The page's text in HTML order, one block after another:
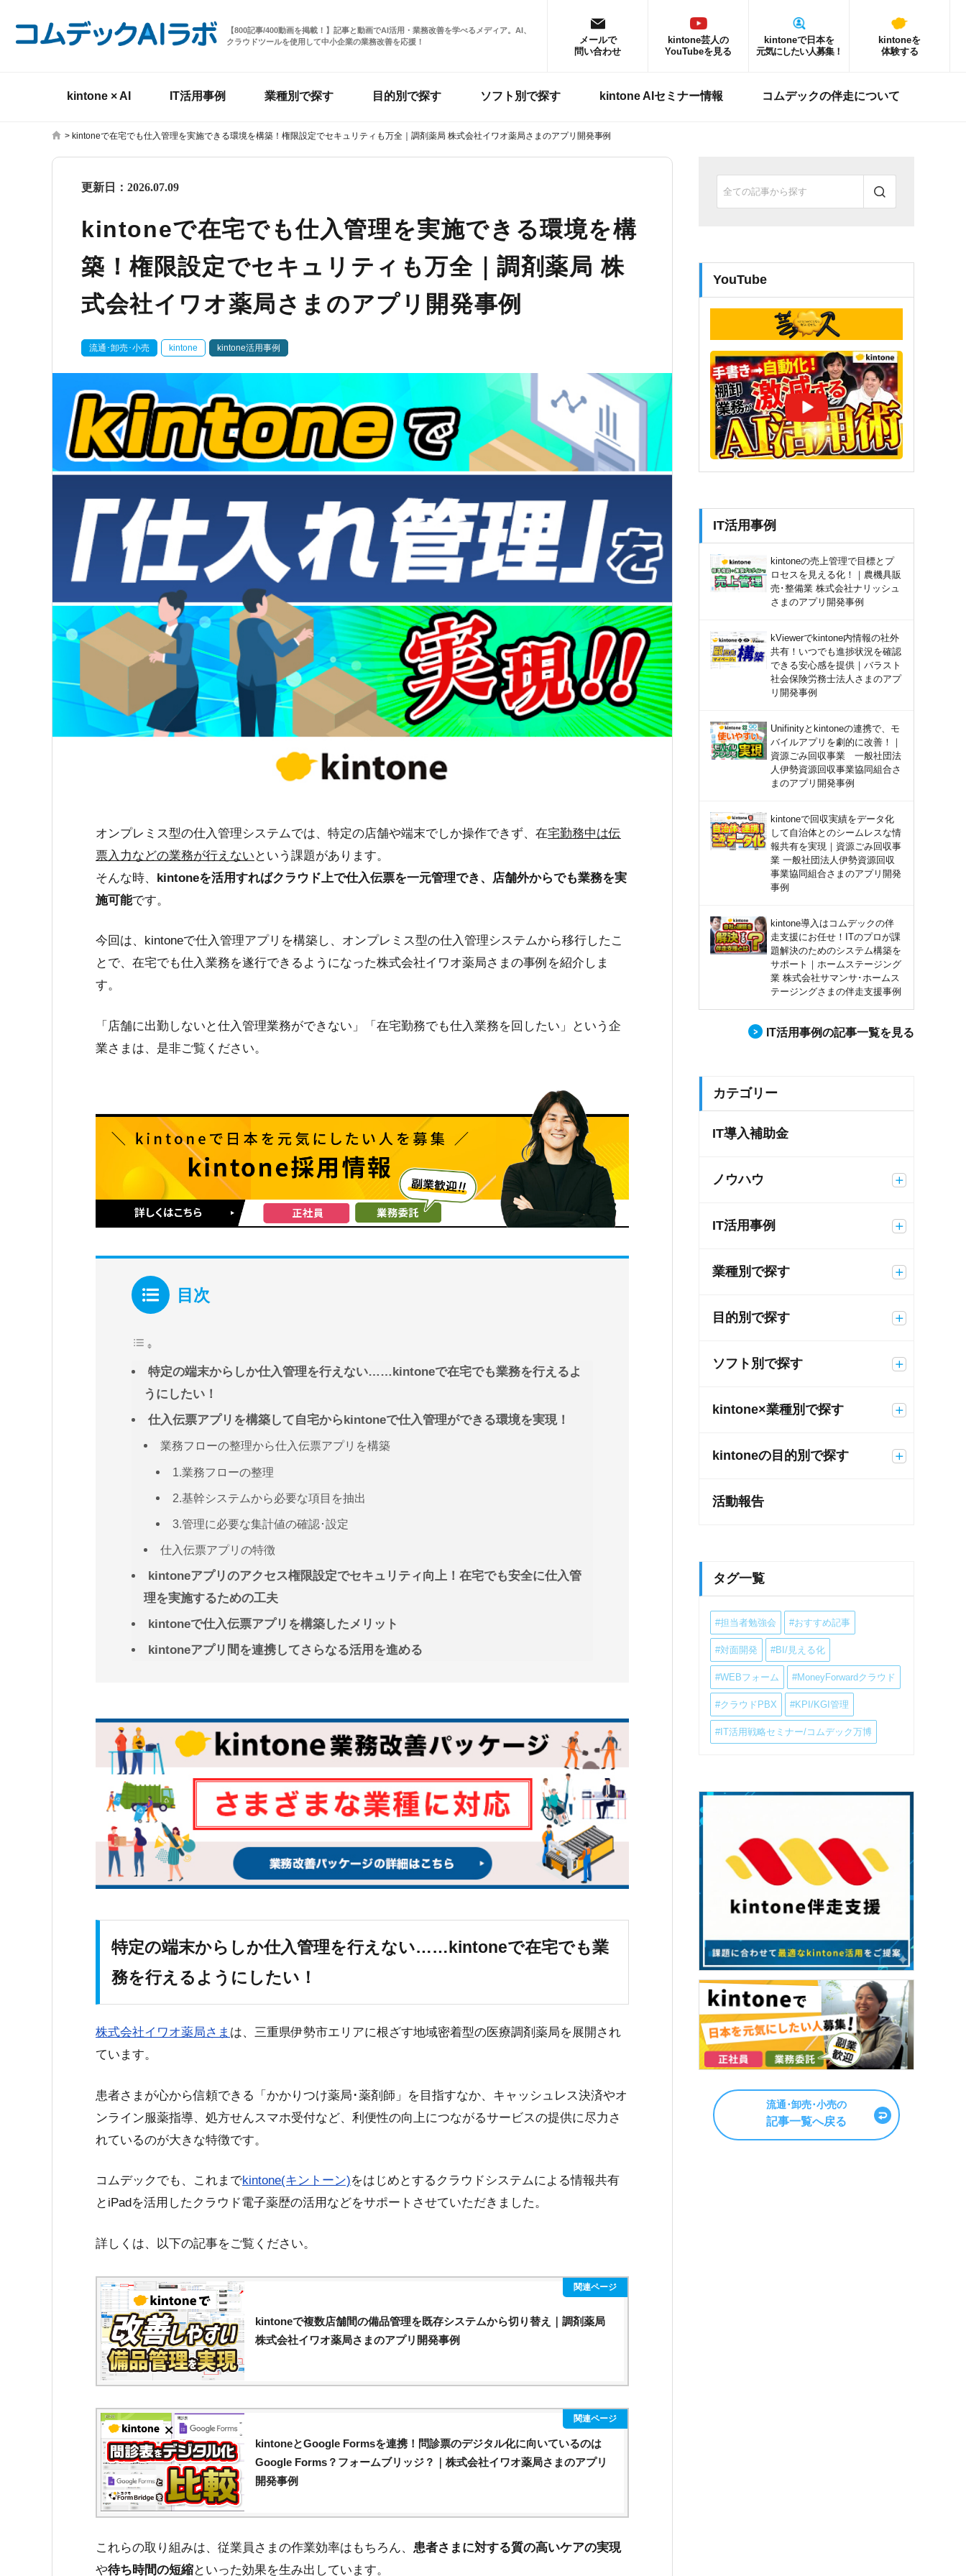
【800記事/400動画を掲載！】記事と動画でAI活用・業務改善を学べるメディア。AI、
クラウドツールを使用して中小企業の業務改善を応援！
メールで
問い合わせ
kintone芸人の
YouTubeを見る
kintoneで日本を
元気にしたい人募集！
kintoneを
体験する
kintone × AI IT活用事例 業種別で探す 目的別で探す ソフト別で探す kintone AIセミナー情報 コムデックの伴走について
> kintoneで在宅でも仕入管理を実施できる環境を構築！権限設定でセキュリティも万全｜調剤薬局 株式会社イワオ薬局さまのアプリ開発事例
更新日： 2026.07.09
kintoneで在宅でも仕入管理を実施できる環境を構
築！権限設定でセキュリティも万全｜調剤薬局 株
式会社イワオ薬局さまのアプリ開発事例
流通･卸売･小売 kintone kintone活用事例
オンプレミス型の仕入管理システムでは、特定の店舗や端末でしか操作できず、在宅勤務中は伝
票入力などの業務が行えない という課題があります。
そんな時、 kintoneを活用すればクラウド上で仕入伝票を一元管理でき、店舗外からでも業務を実
施可能です。
今回は、kintoneで仕入管理アプリを構築し、オンプレミス型の仕入管理システムから移行したこ
とで、在宅でも仕入業務を遂行できるようになった株式会社イワオ薬局さまの事例を紹介しま
す。
「店舗に出勤しないと仕入管理業務ができない」「在宅勤務でも仕入業務を回したい」という企
業さまは、是非ご覧ください。
目次
特定の端末からしか仕入管理を行えない……kintoneで在宅でも業務を行えるよ
うにしたい！
仕入伝票アプリを構築して自宅からkintoneで仕入管理ができる環境を実現！
業務フローの整理から仕入伝票アプリを構築
1.業務フローの整理
2.基幹システムから必要な項目を抽出
3.管理に必要な集計値の確認･設定
仕入伝票アプリの特徴
kintoneアプリのアクセス権限設定でセキュリティ向上！在宅でも安全に仕入管
理を実施するための工夫
kintoneで仕入伝票アプリを構築したメリット
kintoneアプリ間を連携してさらなる活用を進める
特定の端末からしか仕入管理を行えない……kintoneで在宅でも業
務を行えるようにしたい！
株式会社イワオ薬局さま は、三重県伊勢市エリアに根ざす地域密着型の医療調剤薬局を展開され
ています。
患者さまが心から信頼できる「かかりつけ薬局･薬剤師」を目指すなか、キャッシュレス決済やオ
ンライン服薬指導、処方せんスマホ受付など、利便性の向上につながるサービスの提供に尽力さ
れているのが大きな特徴です。
コムデックでも、これまでkintone(キントーン)をはじめとするクラウドシステムによる情報共有
とiPadを活用したクラウド電子薬歴の活用などをサポートさせていただきました。
詳しくは、以下の記事をご覧ください。
kintoneで複数店舗間の備品管理を既存システムから切り替え｜調剤薬局
株式会社イワオ薬局さまのアプリ開発事例
kintoneとGoogle Formsを連携！問診票のデジタル化に向いているのは
Google Forms？フォームブリッジ？｜株式会社イワオ薬局さまのアプリ
開発事例
これらの取り組みは、従業員さまの作業効率はもちろん、 患者さまに対する質の高いケアの実現
や待ち時間の短縮といった効果を生み出しています。
YouTube
IT活用事例
kintoneの売上管理で目標とプ
ロセスを見える化！｜農機具販
売･整備業 株式会社ナリッシュ
さまのアプリ開発事例
kViewerでkintone内情報の社外
共有！いつでも進捗状況を確認
できる安心感を提供｜バラスト
社会保険労務士法人さまのアプ
リ開発事例
Unifinityとkintoneの連携で、モ
バイルアプリを劇的に改善！｜
資源ごみ回収事業 一般社団法
人伊勢資源回収事業協同組合さ
まのアプリ開発事例
kintoneで回収実績をデータ化
して自治体とのシームレスな情
報共有を実現｜資源ごみ回収事
業 一般社団法人伊勢資源回収
事業協同組合さまのアプリ開発
事例
kintone導入はコムデックの伴
走支援にお任せ！ITのプロが課
題解決のためのシステム構築を
サポート｜ホームステージング
業 株式会社サマンサ･ホームス
テージングさまの伴走支援事例
IT活用事例の記事一覧を見る
カテゴリー
IT導入補助金
ノウハウ
IT活用事例
業種別で探す
目的別で探す
ソフト別で探す
kintone×業種別で探す
kintoneの目的別で探す
活動報告
タグ一覧
#担当者勉強会 #おすすめ記事
#対面開発 #BI/見える化
#WEBフォーム #MoneyForwardクラウド
#クラウドPBX #KPI/KGI管理
#IT活用戦略セミナー/コムデック万博
流通･卸売･小売の
記事一覧へ戻る